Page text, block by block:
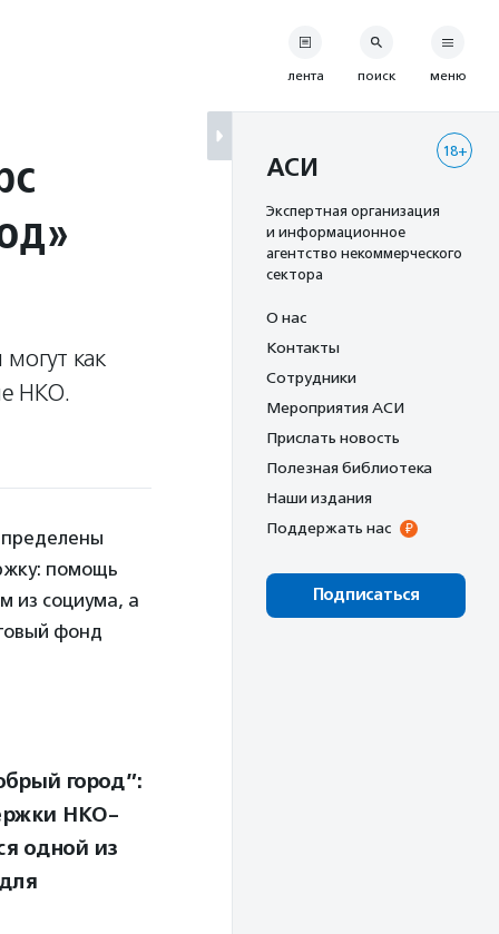
как
НКО.
помощь
из социума, а
фонд
город”:
НКО-
одной из
лента поиск меню
18+
АСИ
Экспертная организация
и информационное
агентство некоммерческого
сектора
О нас
Контакты
Сотрудники
Мероприятия АСИ
Прислать новость
Полезная библиотека
Наши издания
Поддержать нас
Подписаться